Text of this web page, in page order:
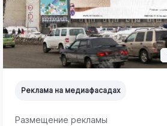
Реклама на медиафасадах
Размещение рекламы